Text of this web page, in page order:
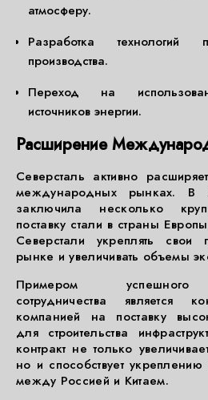
атмосферу.
Разработка технологий
производства.
Переход на
источников энергии.
Расширение
Северсталь активно
международных рынках. В
заключила несколько
поставку стали в страны
Северстали укреплять
рынке и увеличивать объемы
Примером успешного
сотрудничества является
компанией на поставку
для строительства
контракт не только
но и способствует
между Россией и Китаем.